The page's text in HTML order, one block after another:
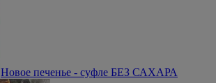
Новое печенье - суфле БЕЗ САХАРА